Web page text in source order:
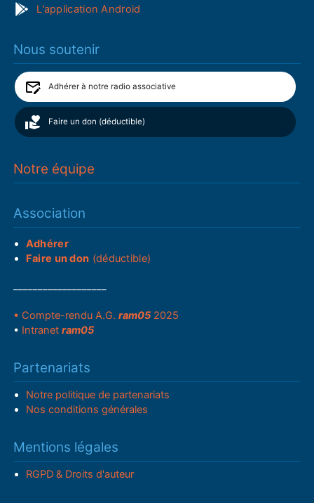
L'application Android
Nous soutenir
Adhérer à notre radio associative
Faire un don (déductible)
Notre équipe
Association
Adhérer
Faire un don (déductible)
• Compte-rendu A.G.ram05 2025
• Intranetram05
Partenariats
Notre politique de partenariats
Nos conditions générales
Mentions légales
RGPD & Droits d'auteur